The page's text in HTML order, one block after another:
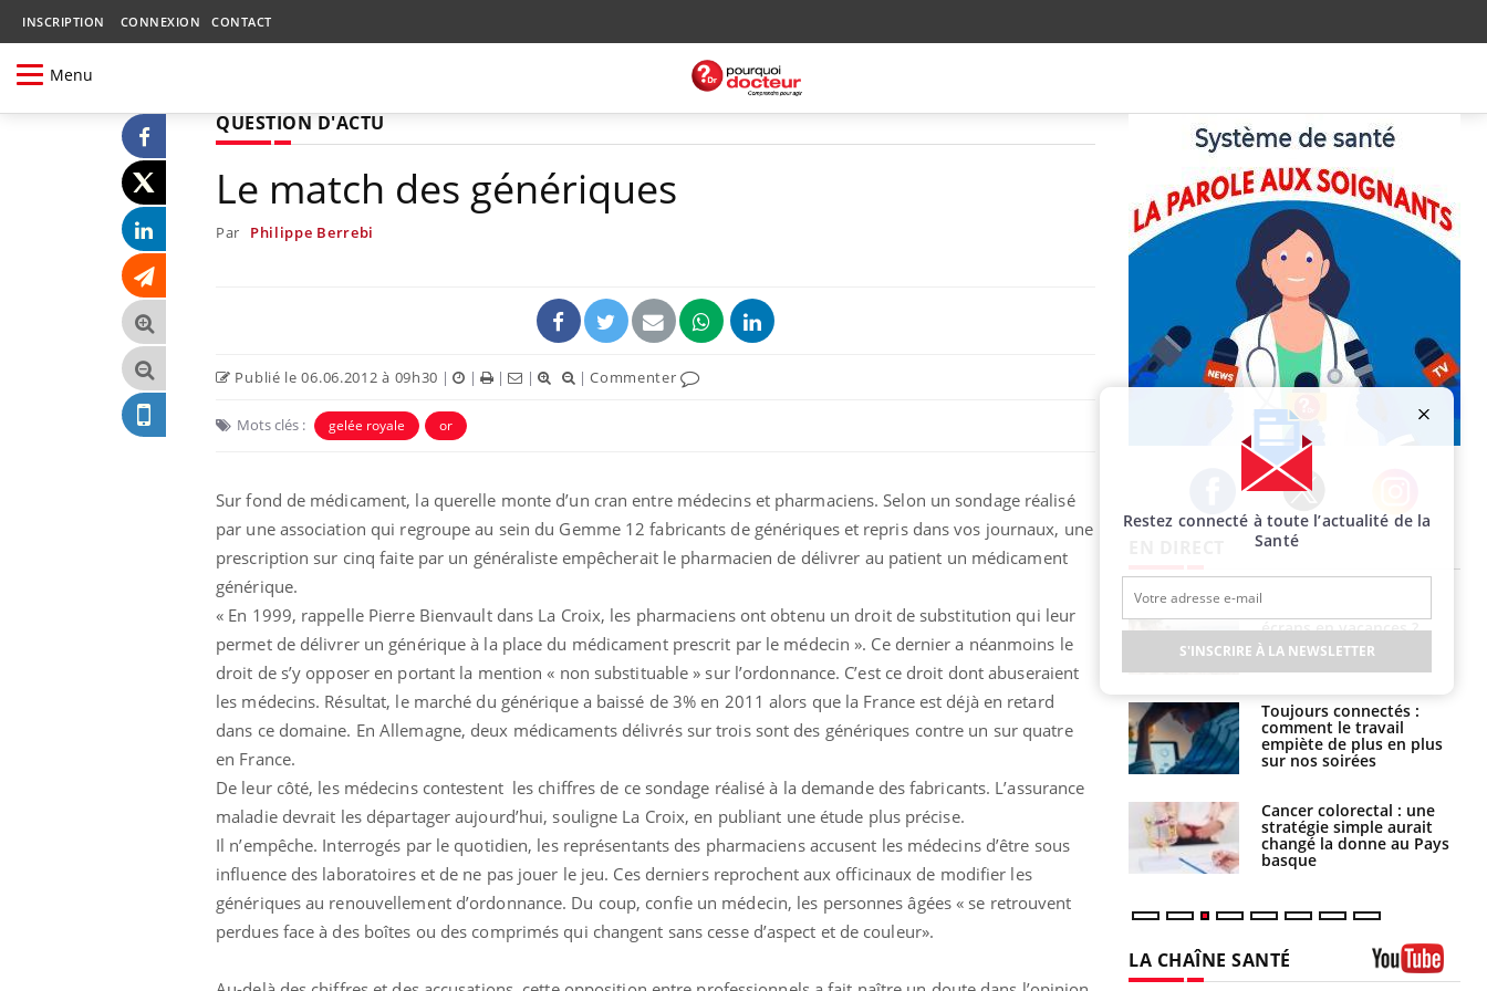
INSCRIPTION CONNEXION CONTACT
Menu
QUESTION D'ACTU
Le match des génériques
Par Philippe Berrebi
Publié le 06.06.2012 à 09h30 | | | | |Commenter
Mots clés : gelée royale or
Sur fond de médicament, la querelle monte d’un cran entre médecins et pharmaciens. Selon un sondage réalisé
par une association qui regroupe au sein du Gemme 12 fabricants de génériques et repris dans vos journaux, une
prescription sur cinq faite par un généraliste empêcherait le pharmacien de délivrer au patient un médicament
générique.
« En 1999, rappelle Pierre Bienvault dans La Croix, les pharmaciens ont obtenu un droit de substitution qui leur
permet de délivrer un générique à la place du médicament prescrit par le médecin ». Ce dernier a néanmoins le
droit de s’y opposer en portant la mention « non substituable » sur l’ordonnance. C’est ce droit dont abuseraient
les médecins. Résultat, le marché du générique a baissé de 3% en 2011 alors que la France est déjà en retard
dans ce domaine. En Allemagne, deux médicaments délivrés sur trois sont des génériques contre un sur quatre
en France.
De leur côté, les médecins contestent les chiffres de ce sondage réalisé à la demande des fabricants. L’assurance
maladie devrait les départager aujourd’hui, souligne La Croix, en publiant une étude plus précise.
Il n’empêche. Interrogés par le quotidien, les représentants des pharmaciens accusent les médecins d’être sous
influence des laboratoires et de ne pas jouer le jeu. Ces derniers reprochent aux officinaux de modifier les
génériques au renouvellement d’ordonnance. Du coup, confie un médecin, les personnes âgées « se retrouvent
perdues face à des boîtes ou des comprimés qui changent sans cesse d’aspect et de couleur».
Facebook Twitter Instagram
Bébés, jeunes enfants :
quelle trousse à
pharmacie pour les
vacances ?
Syndrome métabolique :
quels sont les meilleurs
exercices physiques ?
Comment éviter une otite
pendant les vacances ?
Hantavirus : un cas
détecté chez un touriste
en France
Mortalité infantile : un
rapport s’interroge sur
son taux élevé en France
Grossesse à risque : ce jus
naturel attire l'attention
des chercheurs
écrans en vacances ?
Toujours connectés :
comment le travail
empiète de plus en plus
sur nos soirées
Cancer colorectal : une
stratégie simple aurait
changé la donne au Pays
basque
LA CHAÎNE SANTÉ
Restez connecté à toute l’actualité de la
Santé
S'INSCRIRE À LA NEWSLETTER